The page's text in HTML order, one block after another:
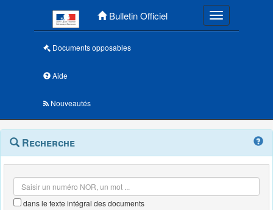
Bulletin Officiel Toggle
Documents opposables
Aide
Nouveautés
Navigation
outils
Menu
contextuel
Recherche
dans le texte intégral des documents